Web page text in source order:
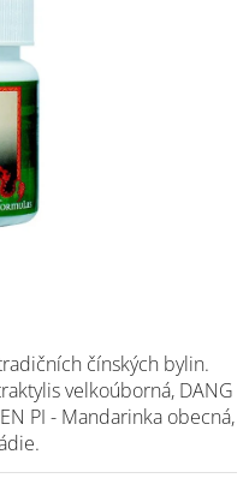
čínských bylin.
velkoúborná, DANG
PI - Mandarinka obecná,